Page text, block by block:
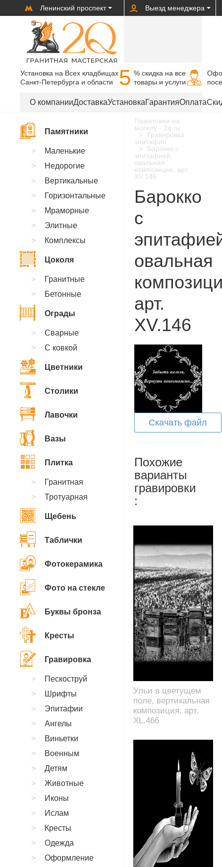
Ленинский проспект Выезд менеджера
Установка на Всех кладбищах
Санкт-Петербурга и области
5 % cкидка на все
товары и услуги
О компанииДоставкаУстановкаГарантияОплата
Памятники на
могилу - 2q.ru
Гравировка
эпитафии
Барокко с
эпитафией,
овальная
композиция, арт.
XV.146
Барокко
с
овальная
арт.
XV.146
Скачать файл
Похожие
варианты
гравировки
:
Ульи в цветущем
поле, вертикальная
композиция, арт.
XL.466
Памятники
Маленькие
Недорогие
Вертикальные
Горизонтальные
Мраморные
Элитные
Комплексы
Цоколя
Гранитные
Бетонные
Ограды
Сварные
С ковкой
Цветники
Столики
Лавочки
Вазы
Плитка
Гранитная
Тротуарная
Щебень
Таблички
Фотокерамика
Фото на стекле
Буквы бронза
Кресты
Гравировка
Пескоструй
Шрифты
Эпитафии
Ангелы
Виньетки
Военным
Детям
Животные
Иконы
Ислам
Кресты
Одежда
Оформление